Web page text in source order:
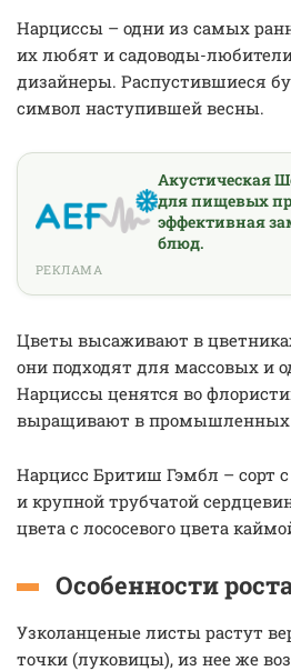
Нарциссы – одни из самых
их любят и садоводы-
дизайнеры. Распустившиеся
символ наступившей весны.
Акустическая
для пищевых
эффективная
блюд.
РЕКЛАМА
Цветы высаживают в
они подходят для массовых и
Нарциссы ценятся во
выращивают в промышленных
Нарцисс Бритиш Гэмбл – сорт
и крупной трубчатой
цвета с лососевого цвета
Особенности
Узколанценые листы растут
точки (луковицы), из нее же